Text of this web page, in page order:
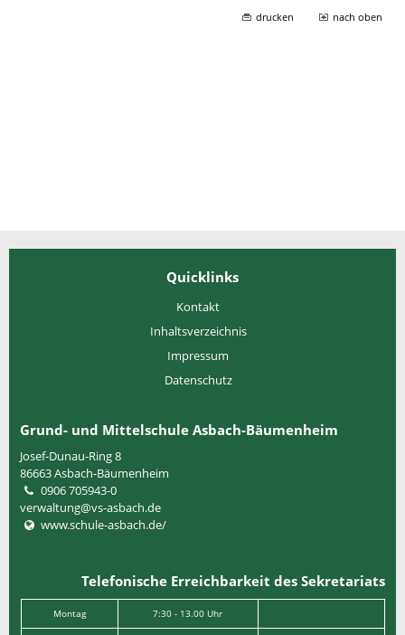
drucken nach oben
Quicklinks
Kontakt
Inhaltsverzeichnis
Impressum
Datenschutz
Grund- und Mittelschule Asbach-Bäumenheim
Josef-Dunau-Ring 8
86663Asbach-Bäumenheim
0906 705943-0
verwaltung@vs-asbach.de
www.schule-asbach.de/
Telefonische Erreichbarkeit des Sekretariats
Montag 7:30 - 13.00 Uhr